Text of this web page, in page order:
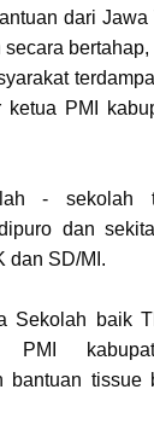
dari
secara
ketua PMI
- sekolah
dan
dan SD/MI.
Sekolah baik
PMI
bantuan tissue